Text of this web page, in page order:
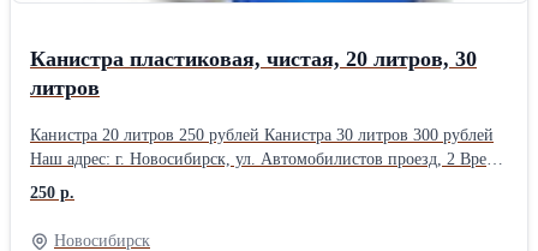
Канистра пластиковая, чистая, 20 литров, 30
литров
Канистра 20 литров 250 рублей Канистра 30 литров 300 рублей
Наш адрес: г. Новосибирск, ул. Автомобилистов проезд, 2 Время
работы: с понедельника по пятницу с 9 до 18 часов, без обеда.
Выходной: суббота и воскресение.
250 р.
Новосибирск